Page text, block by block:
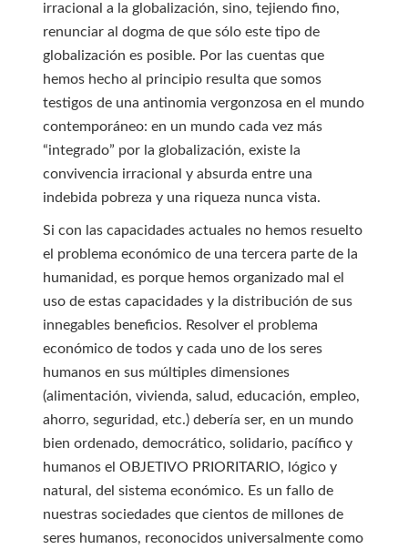
irracional a la globalización, sino, tejiendo fino,
renunciar al dogma de que sólo este tipo de
globalización es posible. Por las cuentas que
hemos hecho al principio resulta que somos
testigos de una antinomia vergonzosa en el mundo
contemporáneo: en un mundo cada vez más
“integrado” por la globalización, existe la
convivencia irracional y absurda entre una
indebida pobreza y una riqueza nunca vista.
Si con las capacidades actuales no hemos resuelto
el problema económico de una tercera parte de la
humanidad, es porque hemos organizado mal el
uso de estas capacidades y la distribución de sus
innegables beneficios. Resolver el problema
económico de todos y cada uno de los seres
humanos en sus múltiples dimensiones
(alimentación, vivienda, salud, educación, empleo,
ahorro, seguridad, etc.) debería ser, en un mundo
bien ordenado, democrático, solidario, pacífico y
humanos el OBJETIVO PRIORITARIO, lógico y
natural, del sistema económico. Es un fallo de
nuestras sociedades que cientos de millones de
seres humanos, reconocidos universalmente como